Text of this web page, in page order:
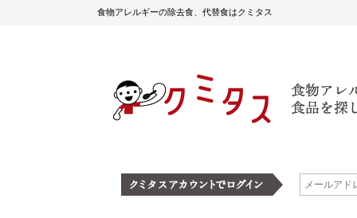
食物アレルギーの除去食、代替食はクミタス